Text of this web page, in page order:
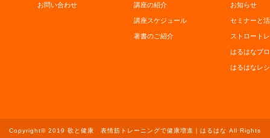
お問い合わせ
講座の紹介
講座スケジュール
著書のご紹介
お知らせ
セミナーと
ストロート
はるはなブ
はるはなレ
Copyright© 2019 歌と健康 表情筋トレーニングで健康増進｜はるはな All Rights